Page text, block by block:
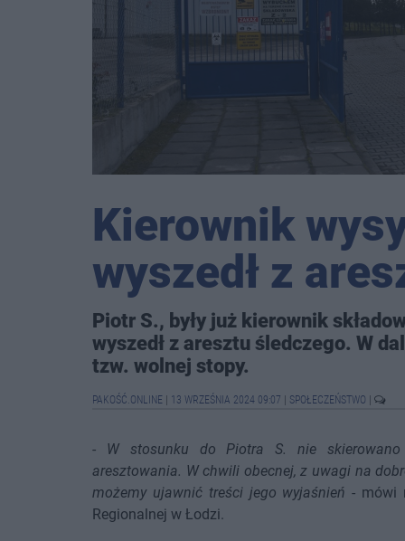
Kierownik
wyszedł z
Piotr S., były już kierownik
wyszedł z aresztu śledczego. W
tzw. wolnej stopy.
PAKOŚĆ.ONLINE 13 WRZEŚNIA 2024 09:07 SPOŁECZEŃSTWO
- W stosunku do Piotra S. nie skierowano
aresztowania. W chwili obecnej, z uwagi na
możemy ujawnić treści jego wyjaśnień - mówi
Regionalnej w Łodzi.